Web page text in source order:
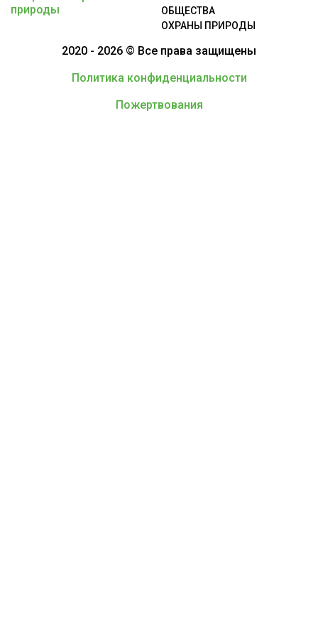
ОБЩЕСТВА
ОХРАНЫ ПРИРОДЫ
2020 - 2026 © Все права защищены
Политика конфиденциальности
Пожертвования